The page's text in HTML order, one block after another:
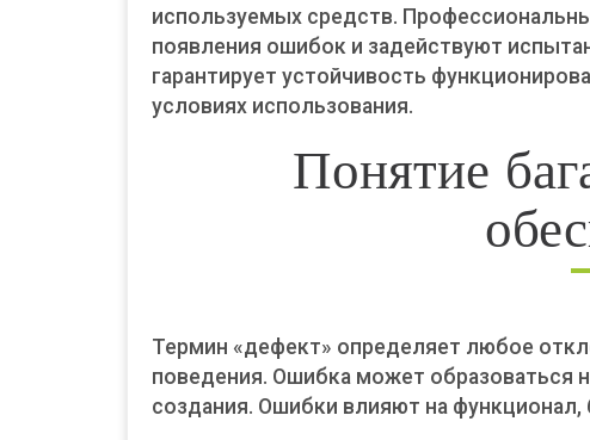
используемых средств.
появления ошибок и задействуют
гарантирует устойчивость
условиях использования.
Понятие
Термин «дефект» определяет любое
поведения. Ошибка может образоваться
создания. Ошибки влияют на